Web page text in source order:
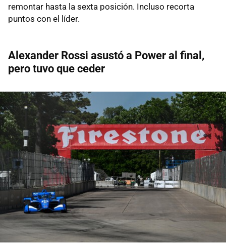
remontar hasta la sexta posición. Incluso recorta
puntos con el líder.
Alexander Rossi asustó a Power al final,
pero tuvo que ceder